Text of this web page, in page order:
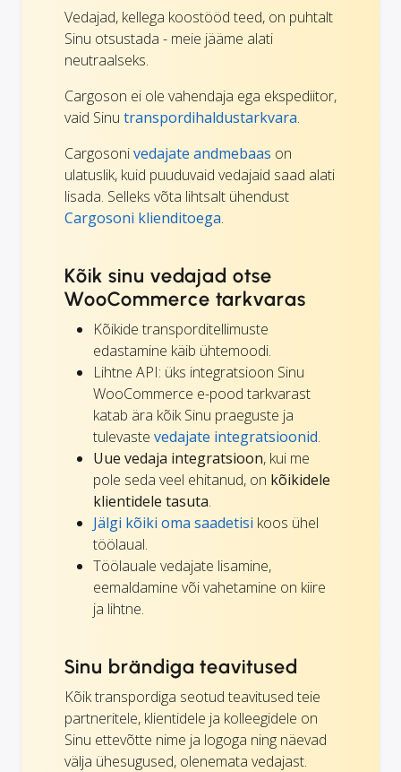
Vedajad, kellega koostööd teed, on puhtalt
Sinu otsustada - meie jääme alati
neutraalseks.
Cargoson ei ole vahendaja ega ekspediitor,
vaid Sinu transpordihaldustarkvara.
Cargosonivedajate andmebaas on
ulatuslik, kuid puuduvaid vedajaid saad alati
lisada. Selleks võta lihtsalt ühendust
Cargosoni klienditoega.
Kõik sinu vedajad otse
WooCommerce tarkvaras
Kõikide transporditellimuste
edastamine käib ühtemoodi.
Lihtne API: üks integratsioon Sinu
WooCommerce e-pood tarkvarast
katab ära kõik Sinu praeguste ja
tulevaste vedajate integratsioonid.
Uue vedaja integratsioon, kui me
pole seda veel ehitanud, on kõikidele
klientidele tasuta.
Jälgi kõiki oma saadetisi koos ühel
töölaual.
Töölauale vedajate lisamine,
eemaldamine või vahetamine on kiire
ja lihtne.
Sinu brändiga teavitused
Kõik transpordiga seotud teavitused teie
partneritele, klientidele ja kolleegidele on
Sinu ettevõtte nime ja logoga ning näevad
välja ühesugused, olenemata vedajast.